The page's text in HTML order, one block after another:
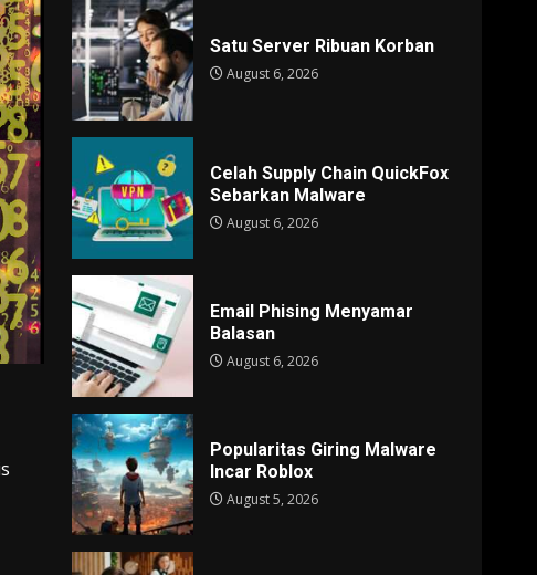
Satu Server Ribuan Korban
August 6, 2026
Celah Supply Chain QuickFox
Sebarkan Malware
August 6, 2026
Email Phising Menyamar
Balasan
August 6, 2026
Popularitas Giring Malware
Incar Roblox
August 5, 2026